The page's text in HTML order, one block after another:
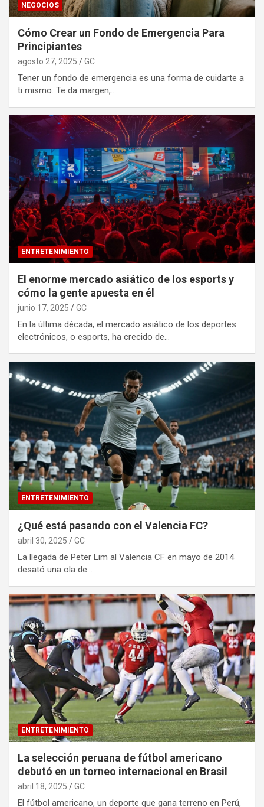
NEGOCIOS
Cómo Crear un Fondo de Emergencia Para
Principiantes
agosto 27, 2025 GC
Tener un fondo de emergencia es una forma de cuidarte a
ti mismo. Te da margen,…
ENTRETENIMIENTO
El enorme mercado asiático de los esports y
cómo la gente apuesta en él
junio 17, 2025 GC
En la última década, el mercado asiático de los deportes
electrónicos, o esports, ha crecido de…
ENTRETENIMIENTO
¿Qué está pasando con el Valencia FC?
abril 30, 2025 GC
La llegada de Peter Lim al Valencia CF en mayo de 2014
desató una ola de…
ENTRETENIMIENTO
La selección peruana de fútbol americano
debutó en un torneo internacional en Brasil
abril 18, 2025 GC
El fútbol americano, un deporte que gana terreno en Perú,